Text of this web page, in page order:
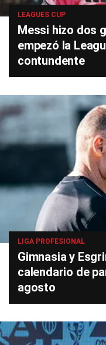
LEAGUES CUP
Messi hizo dos
empezó la
contundente
LIGA PROFESIONAL
Gimnasia y
calendario de
agosto